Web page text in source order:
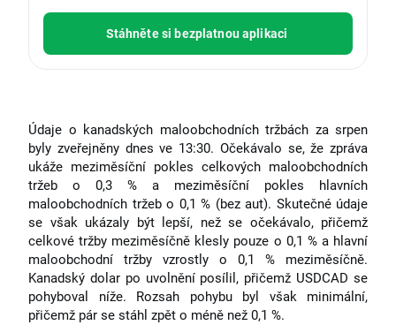
Stáhněte si bezplatnou aplikaci
Údaje o kanadských maloobchodních tržbách za srpen
byly zveřejněny dnes ve 13:30. Očekávalo se, že zpráva
ukáže meziměsíční pokles celkových maloobchodních
tržeb o 0,3 % a meziměsíční pokles hlavních
maloobchodních tržeb o 0,1 % (bez aut). Skutečné údaje
se však ukázaly být lepší, než se očekávalo, přičemž
celkové tržby meziměsíčně klesly pouze o 0,1 % a hlavní
maloobchodní tržby vzrostly o 0,1 % meziměsíčně.
Kanadský dolar po uvolnění posílil, přičemž USDCAD se
pohyboval níže. Rozsah pohybu byl však minimální,
přičemž pár se stáhl zpět o méně než 0,1 %.